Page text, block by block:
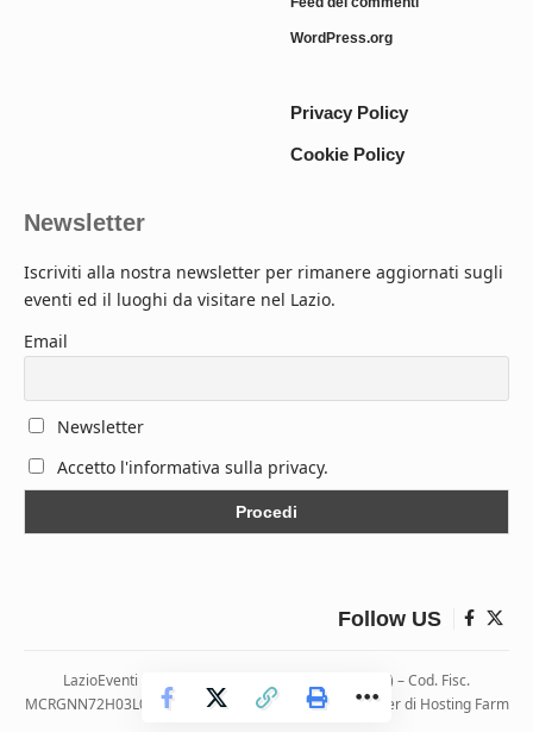
WordPress.org
Privacy Policy
Cookie Policy
Newsletter
Iscriviti alla nostra newsletter per rimanere aggiornati sugli
eventi ed il luoghi da visitare nel Lazio.
Email
Newsletter
Accetto l'informativa sulla privacy.
Follow US
LazioEventi – Via Monticelli, 9 04026 Minturno (LT) – Cod. Fisc.
MCRGNN72H03L083H | Hosting ospitato presso i server di Hosting Farm